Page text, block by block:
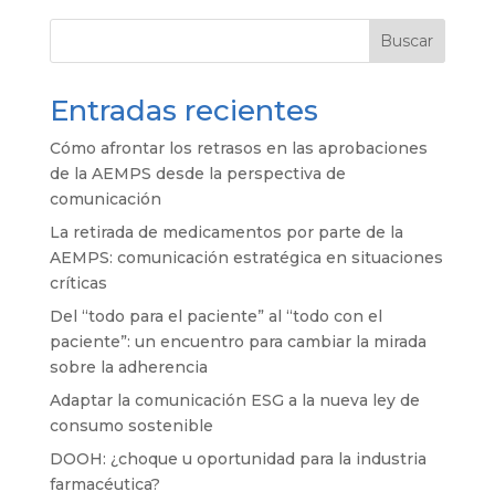
Buscar
Entradas recientes
Cómo afrontar los retrasos en las aprobaciones
de la AEMPS desde la perspectiva de
comunicación
La retirada de medicamentos por parte de la
AEMPS: comunicación estratégica en situaciones
críticas
Del “todo para el paciente” al “todo con el
paciente”: un encuentro para cambiar la mirada
sobre la adherencia
Adaptar la comunicación ESG a la nueva ley de
consumo sostenible
DOOH: ¿choque u oportunidad para la industria
farmacéutica?